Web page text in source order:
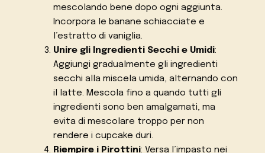
mescolando bene dopo ogni aggiunta.
Incorpora le banane schiacciate e
l’estratto di vaniglia.
Unire gli Ingredienti Secchi e Umidi:
Aggiungi gradualmente gli ingredienti
secchi alla miscela umida, alternando con
il latte. Mescola fino a quando tutti gli
ingredienti sono ben amalgamati, ma
evita di mescolare troppo per non
rendere i cupcake duri.
Riempire i Pirottini: Versa l’impasto nei